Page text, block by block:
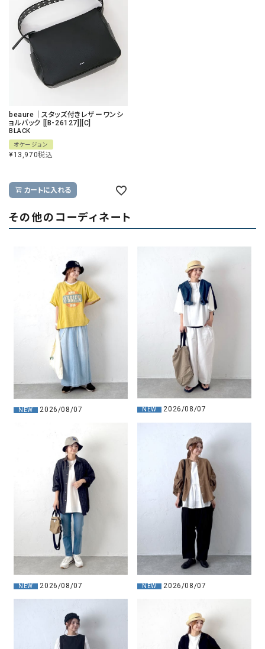
beaure｜スタッズ付きレザーワンシ
ョルバック [[B-26127]][C]
BLACK
オケージョン
¥13,970税込
カートに入れる
その他のコーディネート
NEW 2026/08/07 NEW 2026/08/07
NEW 2026/08/07 NEW 2026/08/07